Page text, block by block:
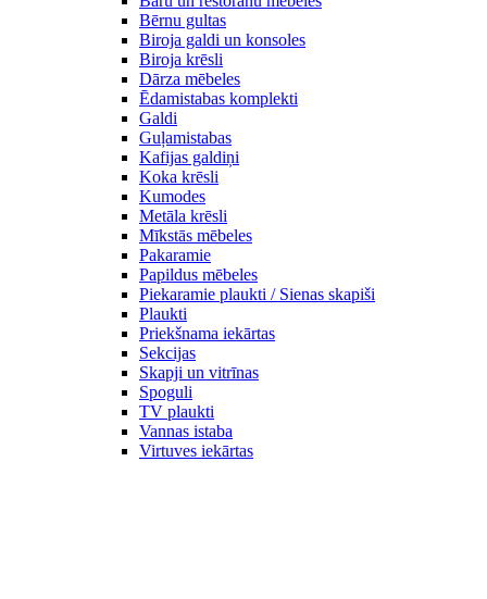
Bērnu gultas
Biroja galdi un konsoles
Biroja krēsli
Dārza mēbeles
Ēdamistabas komplekti
Galdi
Guļamistabas
Kafijas galdiņi
Koka krēsli
Kumodes
Metāla krēsli
Mīkstās mēbeles
Pakaramie
Papildus mēbeles
Piekaramie plaukti / Sienas skapiši
Plaukti
Priekšnama iekārtas
Sekcijas
Skapji un vitrīnas
Spoguli
TV plaukti
Vannas istaba
Virtuves iekārtas